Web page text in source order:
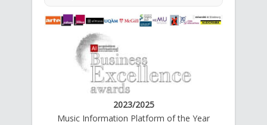
2023/2025
Music Information Platform of the Year